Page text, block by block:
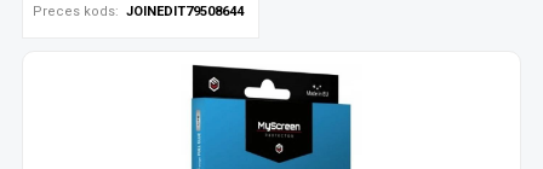
Preces kods: JOINEDIT79508644